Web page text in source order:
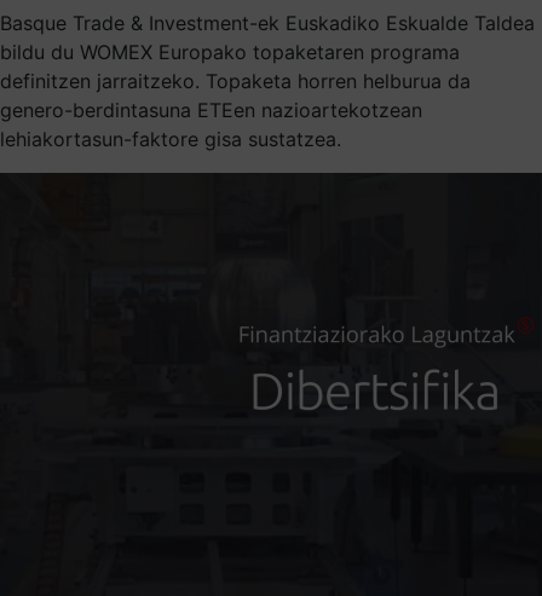
Basque Trade & Investment-ek Euskadiko Eskualde Taldea
bildu du WOMEX Europako topaketaren programa
definitzen jarraitzeko. Topaketa horren helburua da
genero-berdintasuna ETEen nazioartekotzean
lehiakortasun-faktore gisa sustatzea.